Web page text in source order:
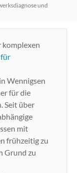
und
komplexen
in Wennigsen
für die
Seit über
mit
frühzeitig zu
Grund zu